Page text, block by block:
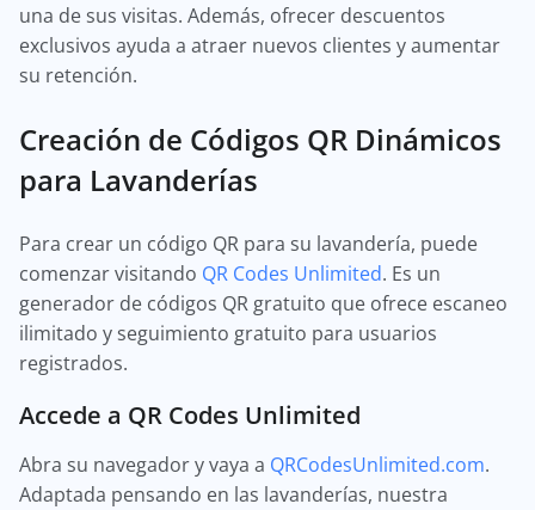
una de sus visitas. Además, ofrecer descuentos
exclusivos ayuda a atraer nuevos clientes y aumentar
su retención.
Creación de Códigos QR Dinámicos
para Lavanderías
Para crear un código QR para su lavandería, puede
comenzar visitando QR Codes Unlimited. Es un
generador de códigos QR gratuito que ofrece escaneo
ilimitado y seguimiento gratuito para usuarios
registrados.
Accede a QR Codes Unlimited
Abra su navegador y vaya a QRCodesUnlimited.com.
Adaptada pensando en las lavanderías, nuestra